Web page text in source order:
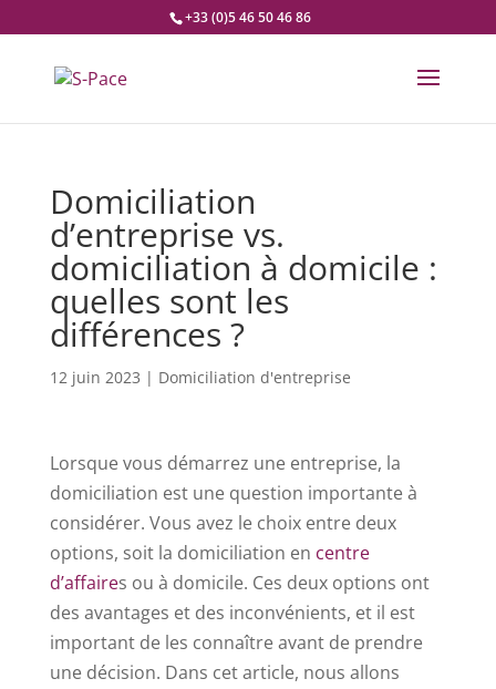
+33 (0)5 46 50 46 86
Domiciliation
d’entreprise vs.
domiciliation à domicile :
quelles sont les
différences ?
12 juin 2023 | Domiciliation d'entreprise
Lorsque vous démarrez une entreprise, la
domiciliation est une question importante à
considérer. Vous avez le choix entre deux
options, soit la domiciliation en centre
d’affaires ou à domicile. Ces deux options ont
des avantages et des inconvénients, et il est
important de les connaître avant de prendre
une décision. Dans cet article, nous allons